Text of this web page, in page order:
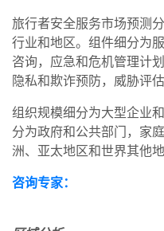
旅行者安全服务市场预测
行业和地区。组件细分为
咨询，应急和危机管理计
隐私和欺诈预防，威胁评估
组织规模细分为大型企业
分为政府和公共部门，家
洲、亚太地区和世界其他地
咨询专家：